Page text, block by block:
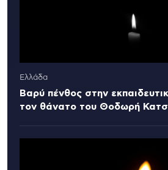
Ελλάδα
Βαρύ πένθος στην
τον θάνατο του Θοδωρή